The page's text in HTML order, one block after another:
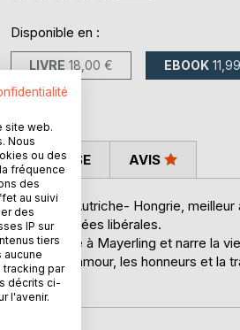
Disponible en :
LIVRE 18,00 € EBOOK
d'Autriche- Hongrie, meilleur
mêmes idées libérales.
Rodolphe à Mayerling et narre la
l'amour, les honneurs et la
PRESSE AVIS
site web.
Nous
ou des
fréquence
des
au suivi
des
IP sur
tiers
aucune
par
décrits ci-
l'avenir.